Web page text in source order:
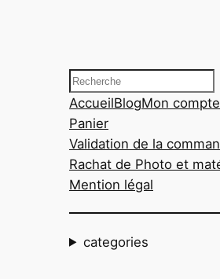
Recherche
AccueilBlogMon compte
Panier
Validation de la
Rachat de Photo et
Mention légal
categories